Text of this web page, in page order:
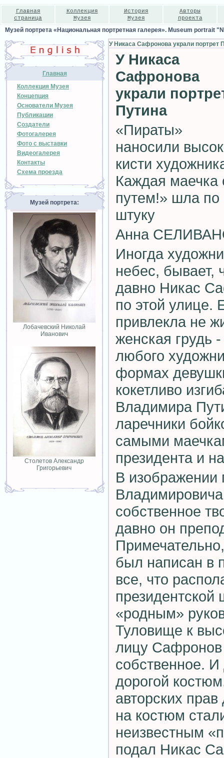
Главная
страница
Коллекция
Музея
История
Музея
Авторы
проекта
Музей портрета «Национальная портретная галерея». Museum portrait
Главная
Коллекция Музея
Концепция
Основатели Музея
Публикации
Создатели
Фотогалерея
Фото с выставки
Видеогалерея
Контакты
Схема проезда
Музей портрета:
Лобачевский Николай
Иванович
Столетов Александр
Григорьевич
У Никаса Сафронова украли портрет
У Никаса
Сафронова
украли
Путина
«Пираты»
наносили
кисти
Каждая маечка
путем!» шла по
штуку
Анна
Иногда
небес, бывает,
давно Никас
по этой улице.
привлекла не
женская грудь
любого
формах
кокетливо
Владимира
ларечники
самыми
президента и
В изображении
собственное
давно он
был написан в
все, что
«родным»
Туловище к
лицу Сафронов
собственное. И
дорогой
авторских
на костюм
неизвестным
подал Никас